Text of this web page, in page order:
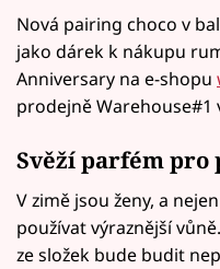
Nová pairing choco v
jako dárek k nákupu
Anniversary na e-shopu
prodejně Warehouse#1
Svěží parfém
V zimě jsou ženy, a
používat výraznější
ze složek bude budit